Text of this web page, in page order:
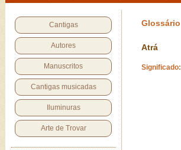
Cantigas
Autores
Manuscritos
Cantigas musicadas
Iluminuras
Arte de Trovar
Glossário
Atrá
Significado: